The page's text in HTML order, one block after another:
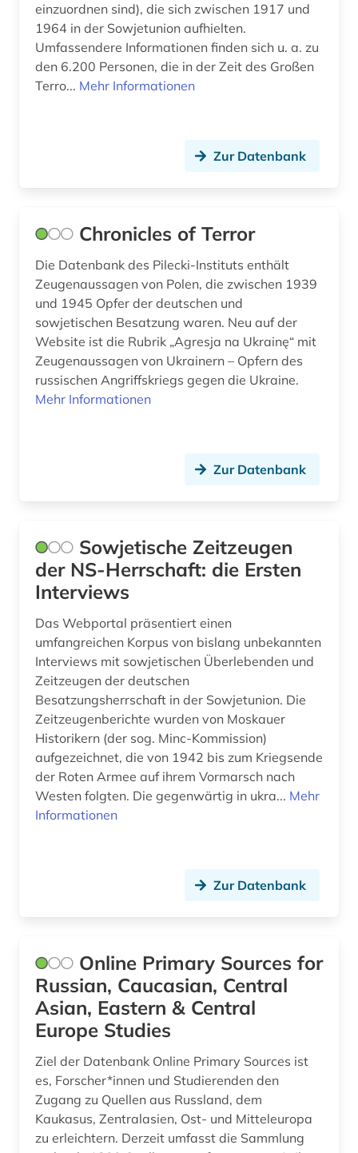
einzuordnen sind), die sich zwischen 1917 und
1964 in der Sowjetunion aufhielten.
Umfassendere Informationen finden sich u. a. zu
den 6.200 Personen, die in der Zeit des Großen
Terro... Mehr Informationen
Zur Datenbank
Chronicles of Terror
Die Datenbank des Pilecki-Instituts enthält
Zeugenaussagen von Polen, die zwischen 1939
und 1945 Opfer der deutschen und
sowjetischen Besatzung waren. Neu auf der
Website ist die Rubrik „Agresja na Ukrainę“ mit
Zeugenaussagen von Ukrainern – Opfern des
russischen Angriffskriegs gegen die Ukraine.
Mehr Informationen
Zur Datenbank
Sowjetische Zeitzeugen
der NS-Herrschaft: die Ersten
Interviews
Das Webportal präsentiert einen
umfangreichen Korpus von bislang unbekannten
Interviews mit sowjetischen Überlebenden und
Zeitzeugen der deutschen
Besatzungsherrschaft in der Sowjetunion. Die
Zeitzeugenberichte wurden von Moskauer
Historikern (der sog. Minc-Kommission)
aufgezeichnet, die von 1942 bis zum Kriegsende
der Roten Armee auf ihrem Vormarsch nach
Westen folgten. Die gegenwärtig in ukra... Mehr
Informationen
Zur Datenbank
Online Primary Sources for
Russian, Caucasian, Central
Asian, Eastern & Central
Europe Studies
Ziel der Datenbank Online Primary Sources ist
es, Forscher*innen und Studierenden den
Zugang zu Quellen aus Russland, dem
Kaukasus, Zentralasien, Ost- und Mitteleuropa
zu erleichtern. Derzeit umfasst die Sammlung